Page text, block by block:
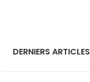
DERNIERS ARTICLES